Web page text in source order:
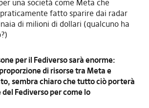
una società come Meta che
fatto sparire dai radar
di milioni di dollari (qualcuno ha
per il Fediverso sarà enorme:
di risorse tra Meta e
sembra chiaro che tutto ciò porterà
Fediverso per come lo